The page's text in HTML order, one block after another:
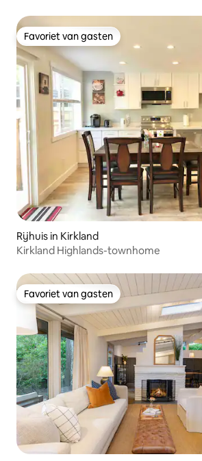
Favoriet van gasten
Favoriet van gasten
Rijhuis in Kirkland
Kirkland Highlands-townhome
Favoriet van gasten
Favoriet van gasten